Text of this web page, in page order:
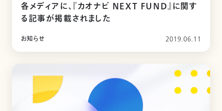
各メディアに、『カオナビ NEXT FUND』に関す
る記事が掲載されました
お知らせ 2019.06.11